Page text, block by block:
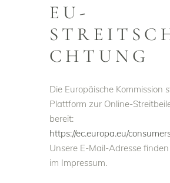
EU-
CHTUNG
Die Europäische Kommission
Plattform zur Online-
bereit:
https://ec.europa.eu/
Unsere E-Mail-Adresse
im Impressum.